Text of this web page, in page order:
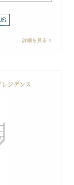
詳細を見る
ジデンス